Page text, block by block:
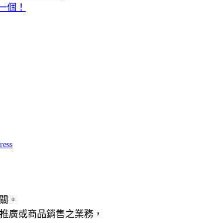
個！
。
廣或商品銷售之業務，